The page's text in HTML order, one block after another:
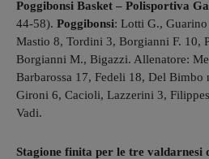
Poggibonsi Basket – Polisportiva
44-58). Poggibonsi: Lotti G.,
Mastio 8, Tordini 3, Borgianni F. 10,
Borgianni M., Bigazzi. Allenatore:
Barbarossa 17, Fedeli 18, Del
Gironi 6, Cacioli, Lazzerini 3,
Vadi.
Stagione finita per le tre valdarnesi